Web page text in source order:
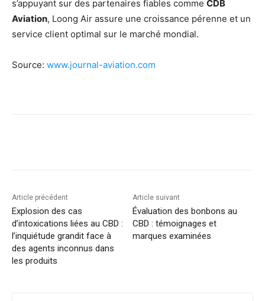
s’appuyant sur des partenaires fiables comme CDB
Aviation, Loong Air assure une croissance pérenne et un
service client optimal sur le marché mondial.
Source: www.journal-aviation.com
Article précédent
Explosion des cas
d’intoxications liées au CBD :
l’inquiétude grandit face à
des agents inconnus dans
les produits
Article suivant
Évaluation des bonbons au
CBD : témoignages et
marques examinées